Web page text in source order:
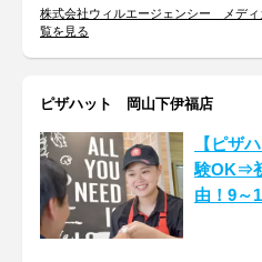
株式会社ウィルエージェンシー メディ
覧を見る
ピザハット 岡山下伊福店
【ピザ
験OK⇒
由！9～